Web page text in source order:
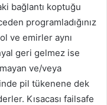
bağlantı koptuğu
programladığınız
ve emirler aynı
geri gelmez ise
ve/veya
pil tükenene dek
Kısacası failsafe